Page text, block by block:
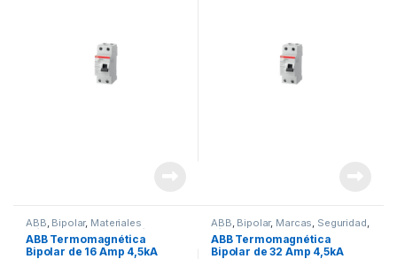
ABB Bipolar, Materiales
Eléctricos Seguridad, Térmicas
ABB Termomagnética
Bipolar de 16 Amp 4,5kA
ABB Bipolar, Marcas Seguridad
Térmicas
ABB Termomagnética
Bipolar de 32 Amp 4,5kA